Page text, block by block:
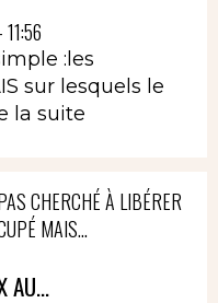
:les
sur lesquels le
la suite
CHERCHÉ À LIBÉRER
MAIS...
AU...